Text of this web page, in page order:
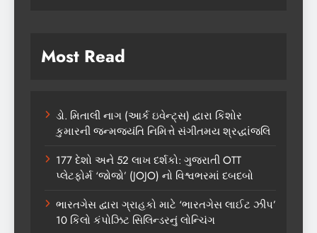
Most Read
ડો. મિતાલી નાગ (આર્ક ઇવેન્ટ્સ) દ્વારા કિશોર
કુમારની જન્મજયંતિ નિમિત્તે સંગીતમય શ્રદ્ધાંજલિ
177 દેશો અને 52 લાખ દર્શકો: ગુજરાતી OTT
પ્લેટફોર્મ ‘જોજો’ (JOJO) નો વિશ્વભરમાં દબદબો
ભારતગેસ દ્વારા ગ્રાહકો માટે ‘ભારતગેસ લાઈટ ઝીપ’
10 કિલો કંપોઝિટ સિલિન્ડરનું લોન્ચિંગ